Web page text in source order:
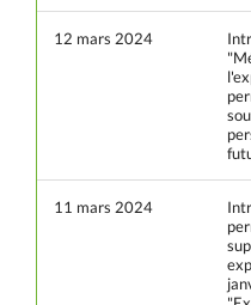
12 mars 2024
11 mars 2024